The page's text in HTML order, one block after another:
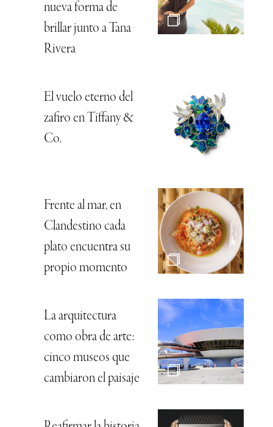
nueva forma de
brillar junto a Tana
Rivera
El vuelo eterno del
zafiro en Tiffany &
Co.
Frente al mar, en
Clandestino cada
plato encuentra su
propio momento
La arquitectura
como obra de arte:
cinco museos que
cambiaron el paisaje